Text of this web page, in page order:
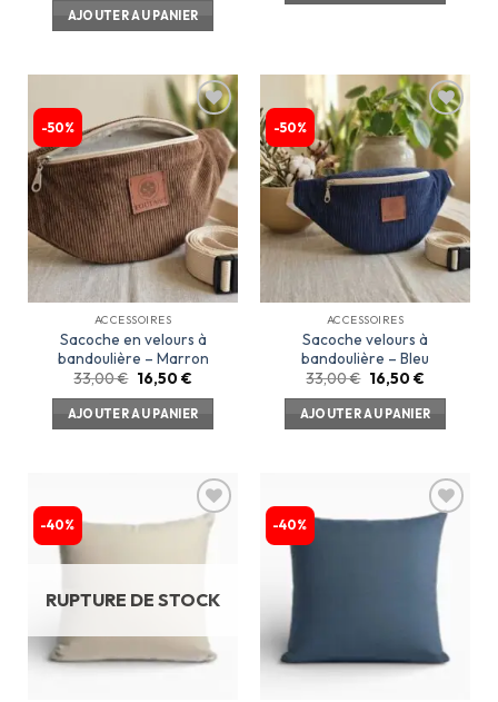
AJOUTER AU PANIER
-50%
Ajouter
à la
liste
d’envies
ACCESSOIRES
Sacoche en velours à
bandoulière – Marron
33,00€ 16,50 €
AJOUTER AU PANIER
-50%
Ajouter
à la
liste
d’envies
ACCESSOIRES
Sacoche velours à
bandoulière – Bleu
33,00€ 16,50 €
AJOUTER AU PANIER
-40%
Ajouter
liste
RUPTURE DE STOCK
-40%
Ajouter
à la
liste